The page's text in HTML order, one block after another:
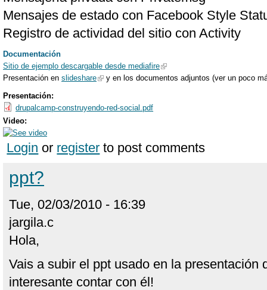
Mensajes de estado con Facebook Style
Registro de actividad del sitio con Activity
Documentación
Sitio de ejemplo descargable desde mediafire
Presentación en slideshare
y en los documentos adjuntos (ver un poco
Presentación:
drupalcamp-construyendo-red-social.pdf
Video:
Login or register to post comments
ppt?
Tue, 02/03/2010 - 16:39
jargila.c
Hola,
Vais a subir el ppt usado en la presentación
interesante contar con él!